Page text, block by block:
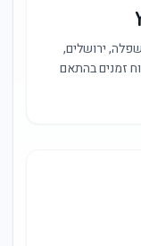
ירושלים,
זמנים בהתאם